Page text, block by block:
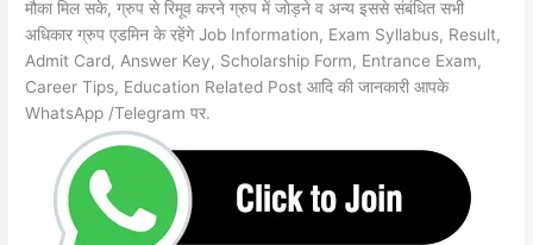
मौका मिल सके, ग्रुप से रिमूव करने ग्रुप में जोड़ने व अन्य इससे संबंधित सभी
अधिकार ग्रुप एडमिन के रहेंगे Job Information, Exam Syllabus, Result,
Admit Card, Answer Key, Scholarship Form, Entrance Exam,
Career Tips, Education Related Post आदि की जानकारी आपके
WhatsApp /Telegram पर.